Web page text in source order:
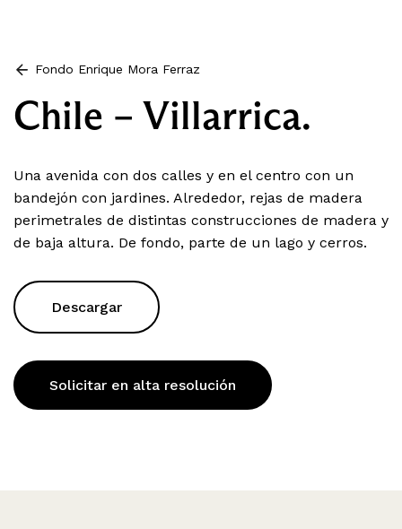
Fondo Enrique Mora Ferraz
Chile – Villarrica.
Una avenida con dos calles y en el centro con un
bandejón con jardines. Alrededor, rejas de madera
perimetrales de distintas construcciones de madera y
de baja altura. De fondo, parte de un lago y cerros.
Descargar
Solicitar en alta resolución